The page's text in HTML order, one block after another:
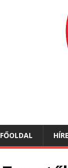
FŐOLDAL